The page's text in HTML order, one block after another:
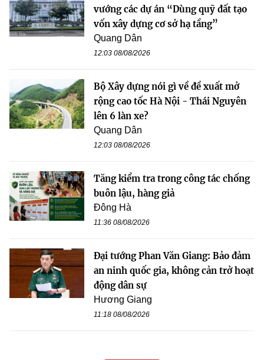
vướng các dự án “Dùng quỹ đất tạo
vốn xây dựng cơ sở hạ tầng”
Quang Dân
12:03 08/08/2026
Bộ Xây dựng nói gì về đề xuất mở
rộng cao tốc Hà Nội - Thái Nguyên
lên 6 làn xe?
Quang Dân
12:03 08/08/2026
Tăng kiểm tra trong công tác chống
buôn lậu, hàng giả
Đông Hà
11:36 08/08/2026
Đại tướng Phan Văn Giang: Bảo đảm
an ninh quốc gia, không cản trở hoạt
động dân sự
Hương Giang
11:18 08/08/2026